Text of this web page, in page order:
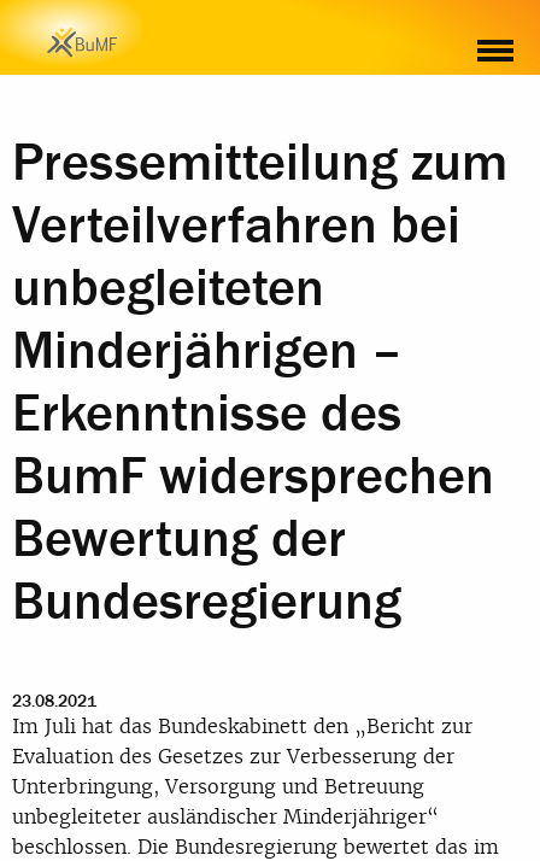
Pressemitteilung zum
Verteilverfahren bei
unbegleiteten
Minderjährigen –
Erkenntnisse des
BumF widersprechen
Bewertung der
Bundesregierung
23.08.2021
Im Juli hat das Bundeskabinett den „Bericht zur
Evaluation des Gesetzes zur Verbesserung der
Unterbringung, Versorgung und Betreuung
unbegleiteter ausländischer Minderjähriger“
beschlossen. Die Bundesregierung bewertet das im